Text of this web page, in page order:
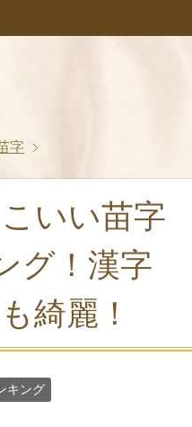
字
いい苗字
グ！漢字
綺麗！
キング